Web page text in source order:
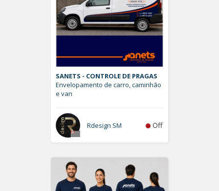
SANETS - CONTROLE DE PRAGAS
Envelopamento de carro, caminhão
e van
Rdesign SM Off